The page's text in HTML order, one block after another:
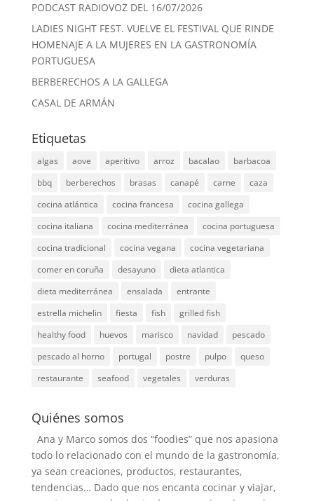
PODCAST RADIOVOZ DEL 16/07/2026
LADIES NIGHT FEST. VUELVE EL FESTIVAL QUE RINDE
HOMENAJE A LA MUJERES EN LA GASTRONOMÍA
PORTUGUESA
BERBERECHOS A LA GALLEGA
CASAL DE ARMÁN
Etiquetas
algas aove aperitivo arroz bacalao
barbacoa
bbq
berberechos brasas canapé carne
caza
cocina atlántica
cocina francesa
cocina gallega
cocina italiana
cocina mediterránea
cocina portuguesa
cocina tradicional
cocina vegana
cocina vegetariana
comer en coruña
desayuno
dieta atlantica
dieta mediterránea
ensalada
entrante
estrella michelin
fiesta fish
grilled fish
healthy food
huevos marisco navidad
pescado
pescado al horno
portugal postre pulpo
queso
restaurante
seafood vegetales verduras
Quiénes somos
Ana y Marco somos dos “foodies” que nos apasiona
todo lo relacionado con el mundo de la gastronomía,
ya sean creaciones, productos, restaurantes,
tendencias… Dado que nos encanta cocinar y viajar,